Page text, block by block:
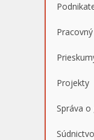
Projekty
Správa
Súdnictvo